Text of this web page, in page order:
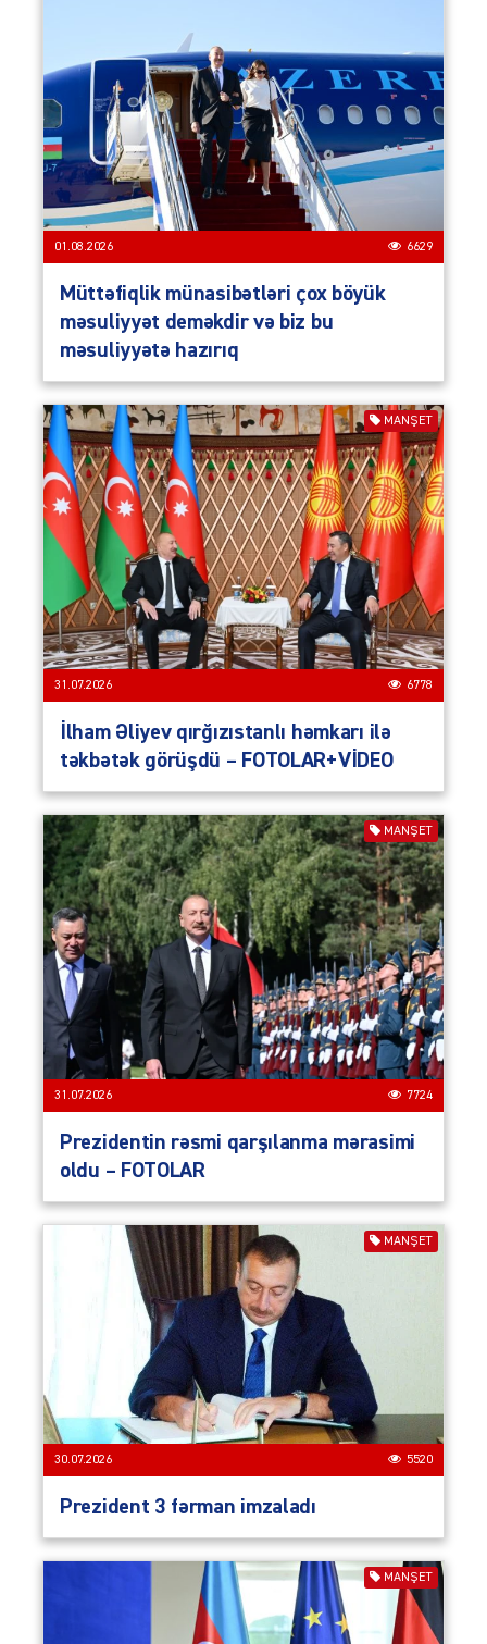
01.08.2026 6629
Müttəfiqlik münasibətləri çox böyük
məsuliyyət deməkdir və biz bu
məsuliyyətə hazırıq
MANŞET
31.07.2026 6778
İlham Əliyev qırğızıstanlı həmkarı ilə
təkbətək görüşdü – FOTOLAR+VİDEO
MANŞET
31.07.2026 7724
Prezidentin rəsmi qarşılanma mərasimi
oldu – FOTOLAR
MANŞET
30.07.2026 5520
Prezident 3 fərman imzaladı
MANŞET